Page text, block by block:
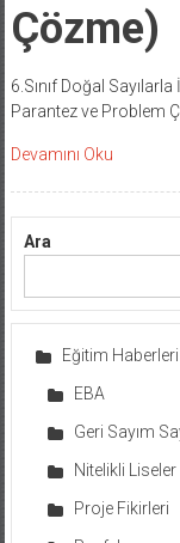
Çözme)
6.Sınıf Doğal
Parantez ve Problem
Devamını Oku
Ara
Eğitim Haberleri
EBA
Geri Sayım
Nitelikli Liseler
Proje Fikirleri